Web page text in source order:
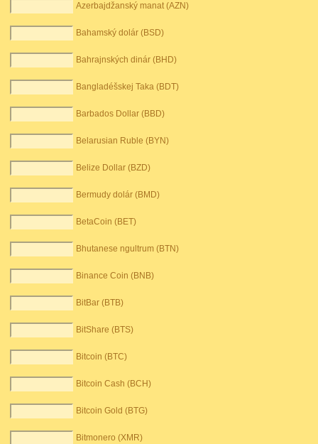
Azerbajdžanský manat (AZN)
Bahamský dolár (BSD)
Bahrajnských dinár (BHD)
Bangladéšskej Taka (BDT)
Barbados Dollar (BBD)
Belarusian Ruble (BYN)
Belize Dollar (BZD)
Bermudy dolár (BMD)
BetaCoin (BET)
Bhutanese ngultrum (BTN)
Binance Coin (BNB)
BitBar (BTB)
BitShare (BTS)
Bitcoin (BTC)
Bitcoin Cash (BCH)
Bitcoin Gold (BTG)
Bitmonero (XMR)